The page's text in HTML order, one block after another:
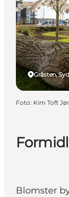
Det sker
Planlæg
Booking
Blomster
Gråsten,
Foto: Kim Toft